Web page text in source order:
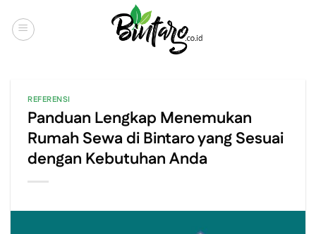
content
REFERENSI
Panduan Lengkap Menemukan
Rumah Sewa di Bintaro yang Sesuai
dengan Kebutuhan Anda